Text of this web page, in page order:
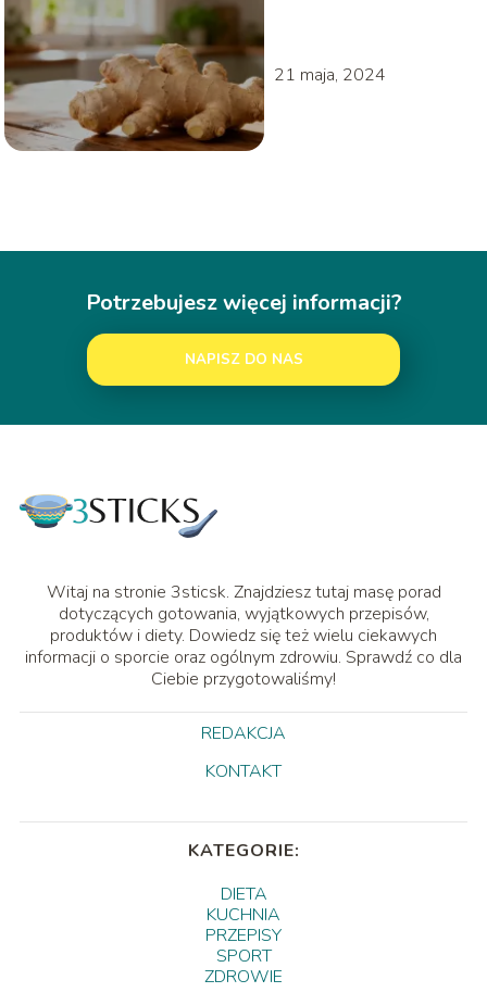
21 maja, 2024
Potrzebujesz więcej informacji?
NAPISZ DO NAS
Witaj na stronie 3sticsk. Znajdziesz tutaj masę porad
dotyczących gotowania, wyjątkowych przepisów,
produktów i diety. Dowiedz się też wielu ciekawych
informacji o sporcie oraz ogólnym zdrowiu. Sprawdź co dla
Ciebie przygotowaliśmy!
REDAKCJA
KONTAKT
KATEGORIE:
DIETA
KUCHNIA
PRZEPISY
SPORT
ZDROWIE